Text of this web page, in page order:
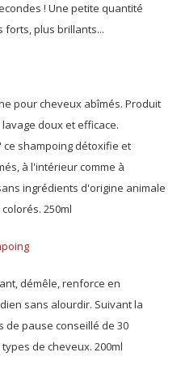
! Une petite quantité
forts, plus brillants...
pour cheveux abîmés. Produit
doux et efficace.
shampoing détoxifie et
à l'intérieur comme à
ingrédients d'origine animale
250ml
démêle, renforce en
sans alourdir. Suivant la
de pause conseillé de 30
de cheveux. 200ml